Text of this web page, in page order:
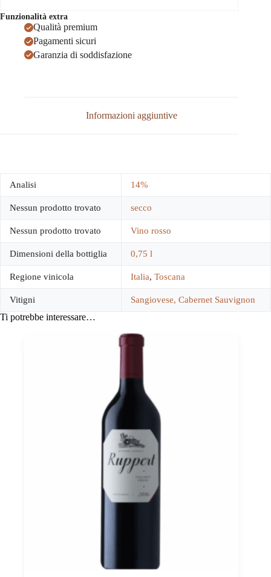
Funzionalità extra
Qualità premium
Pagamenti sicuri
Garanzia di soddisfazione
Informazioni aggiuntive
Analisi 14%
Nessun prodotto trovato secco
Nessun prodotto trovato Vino rosso
Dimensioni della bottiglia 0,75 l
Regione vinicola Italia, Toscana
Vitigni Sangiovese, Cabernet Sauvignon
Ti potrebbe interessare…